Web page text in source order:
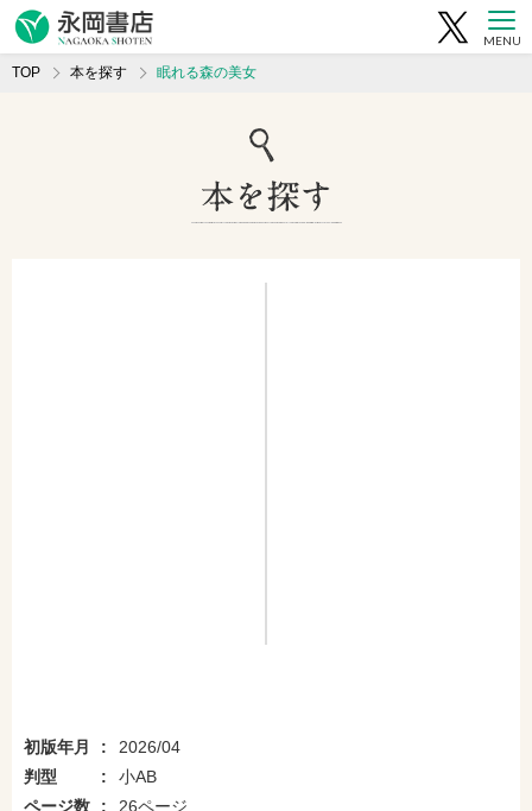
MENU
TOP 本を探す 眠れる森の美女
初版年月
2026/04
判型
小AB
ページ数
26ページ